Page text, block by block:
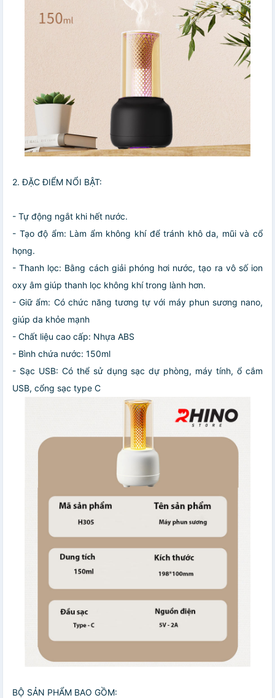
2. ĐẶC ĐIỂM NỔI BẬT:
- Tự động ngắt khi hết nước.
- Tạo độ ẩm: Làm ẩm không khí để tránh khô da, mũi và cổ
họng.
- Thanh lọc: Bằng cách giải phóng hơi nước, tạo ra vô số ion
oxy âm giúp thanh lọc không khí trong lành hơn.
- Giữ ẩm: Có chức năng tương tự với máy phun sương nano,
giúp da khỏe mạnh
- Chất liệu cao cấp: Nhựa ABS
- Bình chứa nước: 150ml
- Sạc USB: Có thể sử dụng sạc dự phòng, máy tính, ổ cắm
USB, cổng sạc type C
BỘ SẢN PHẨM BAO GỒM: